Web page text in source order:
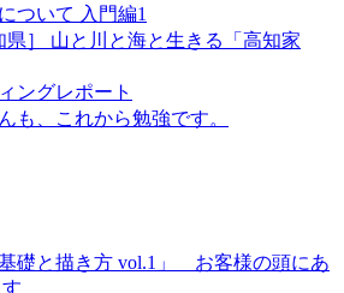
ついて 入門編1
県］ 山と川と海と生きる「高知家
ングレポート
も、これから勉強です。
基礎と描き方 vol.1」 お客様の頭にあ